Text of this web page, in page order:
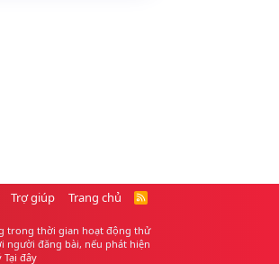
Trợ giúp Trang chủ
R
trong thời gian hoạt động thử
người đăng bài, nếu phát hiện
Tại đây